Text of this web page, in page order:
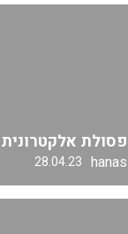
פסולת
hanas
28.04.23